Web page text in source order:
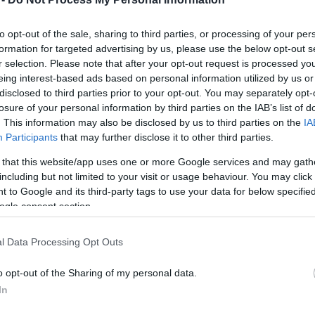
opt-out of the sale, sharing to third parties, or processing of your
for targeted advertising by us, please use the below opt-out
selection. Please note that after your opt-out request is processed
interest-based ads based on personal information utilized by us
to third parties prior to your opt-out. You may separately
of your personal information by third parties on the IAB’s list of
This information may also be disclosed by us to third parties on the
Participants that may further disclose it to other third parties.
that this website/app uses one or more Google services and may
but not limited to your visit or usage behaviour. You may
to Google and its third-party tags to use your data for below
consent section.
Data Processing Opt Outs
opt-out of the Sharing of my personal data.
amelyben elsősorban a románok XIX.
A könyv megjelenését megelőzte egy
a Magyar Televízióban Mesélő házak
bemutatták az egyik nemzetiségi
Európa legtarkább népességű országa volt, ez
majd az egyesített fővárost, Budapestet. A
alkottak itt a németek, a szerbek, a
görög és a görög műveltségű macedoromán
nagy számban Magyarországra, legtöbben a
ből és ők szállították uszályaikkal
vászonnal, ezüsttel, arannyal is kereskedtek -
tér keleti házsorának tulajdonosai az 1840-es
voltak. A 2-es számú sarokház Mocsonyi
és zeneszerző palotája volt. A Mocsonyiak
esteket. Liszt Ferenc is gyakran vendégeskedett